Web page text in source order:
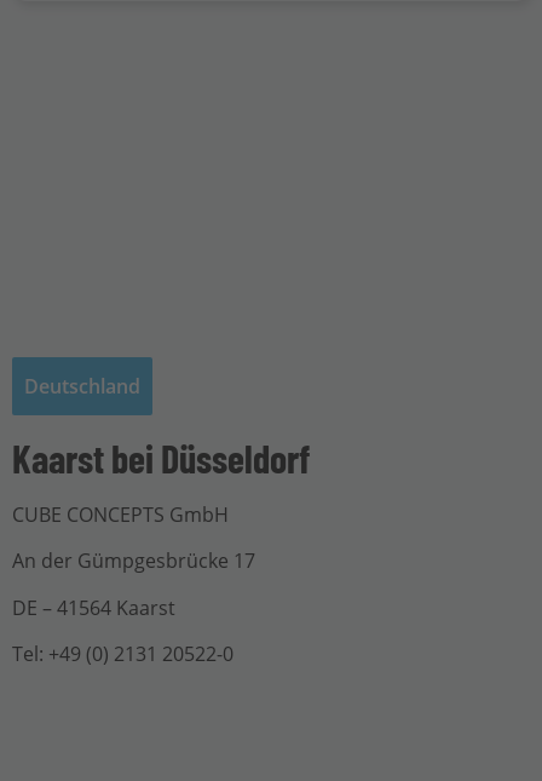
Deutschland
Kaarst bei Düsseldorf
CUBE CONCEPTS GmbH
An der Gümpgesbrücke 17
DE – 41564 Kaarst
Tel: +49 (0) 2131 20522-0